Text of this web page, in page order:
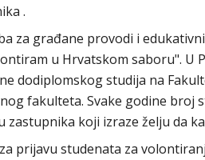
.
za građane provodi i
u Hrvatskom saboru". U
dodiplomskog studija na
fakulteta. Svake godine
zastupnika koji izraze želju da
prijavu studenata za